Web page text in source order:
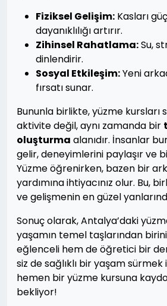
Fiziksel Gelişim: Kasları
dayanıklılığı artırır.
Zihinsel Rahatlama:Su,
dinlendirir.
Sosyal Etkileşim:Yeni
fırsatı sunar.
Bununla birlikte, yüzme kursları
aktivite değil, aynı zamanda bir
oluşturma alanıdır. İnsanlar
gelir, deneyimlerini paylaşır ve
Yüzme öğrenirken, bazen bir
yardımına ihtiyacınız olur. Bu,
ve gelişmenin en güzel
Sonuç olarak, Antalya’daki
yaşamın temel taşlarından
eğlenceli hem de öğretici bir
siz de sağlıklı bir yaşam sürmek
hemen bir yüzme kursuna
bekliyor!